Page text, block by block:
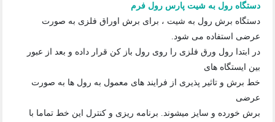
دستگاه رول به شیت پارس رول فرم
دستگاه برش رول به شیت ، برای برش اوراق فلزی به صورت
عرضی استفاده می شود.
در ابتدا رول ورق فلزی را روی رول باز کن قرار داده و بعد از عبور
بین ایستگاه های
خط برش و تاثیر پذیری از فرایند های معمول به رول ها به صورت
عرضی
برش خورده و سایز میشوند. برنامه ریزی و کنترل این خط تماما با